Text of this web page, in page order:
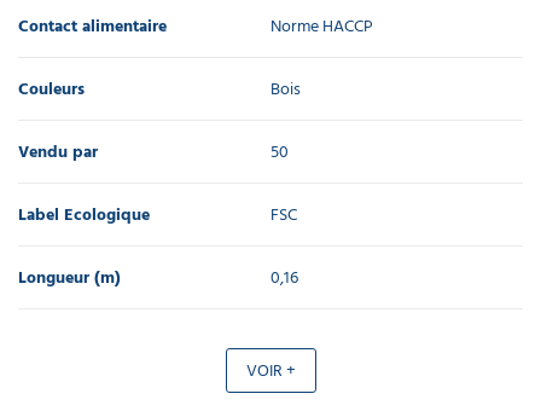
Contact alimentaire Norme HACCP
Couleurs Bois
Vendu par 50
Label Ecologique FSC
Longueur (m) 0,16
VOIR +